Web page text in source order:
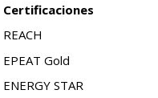
Certificaciones
REACH
EPEAT Gold
ENERGY STAR